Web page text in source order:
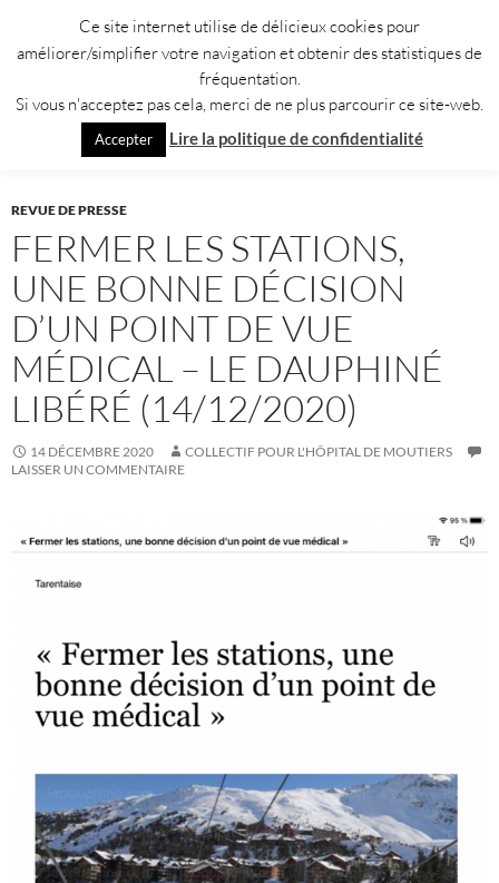
contenu
Collectif pour l'Hôpital de Moûtiers
Recherche
REVUE DE PRESSE
FERMER LES STATIONS,
UNE BONNE DÉCISION
D’UN POINT DE VUE
MÉDICAL – LE DAUPHINÉ
LIBÉRÉ (14/12/2020)
14 DÉCEMBRE 2020
COLLECTIF POUR L'HÔPITAL DE MOUTIERS
LAISSER UN COMMENTAIRE
Ce site internet utilise de délicieux cookies pour
améliorer/simplifier votre navigation et obtenir des statistiques de
fréquentation.
Si vous n'acceptez pas cela, merci de ne plus parcourir ce site-web.
Accepter Lire la politique de confidentialité